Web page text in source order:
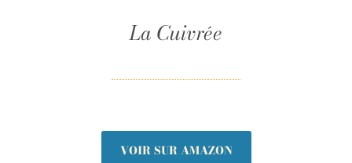
La Cuivrée
VOIR SUR AMAZON